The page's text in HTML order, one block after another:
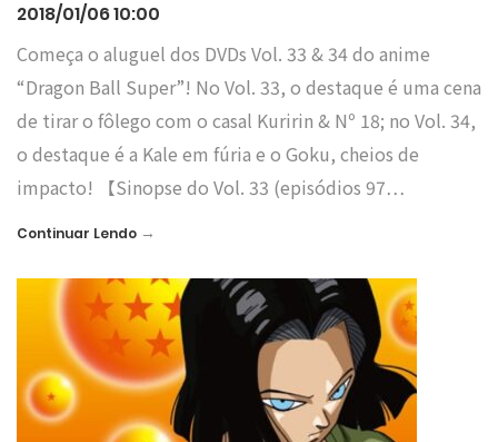
2018/01/06 10:00
Começa o aluguel dos DVDs Vol. 33 & 34 do anime
“Dragon Ball Super”! No Vol. 33, o destaque é uma cena
de tirar o fôlego com o casal Kuririn & Nº 18; no Vol. 34,
o destaque é a Kale em fúria e o Goku, cheios de
impacto! 【Sinopse do Vol. 33 (episódios 97…
Continuar Lendo →